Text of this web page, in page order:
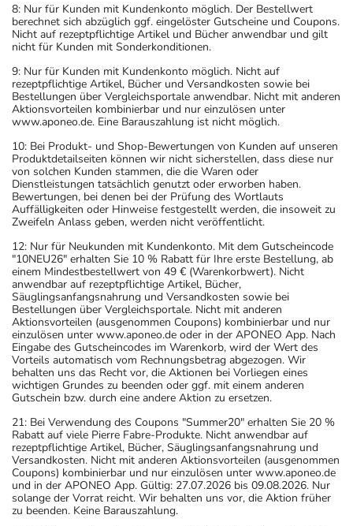
8: Nur für Kunden mit Kundenkonto möglich. Der Bestellwert
berechnet sich abzüglich ggf. eingelöster Gutscheine und Coupons.
Nicht auf rezeptpflichtige Artikel und Bücher anwendbar und gilt
nicht für Kunden mit Sonderkonditionen.
9: Nur für Kunden mit Kundenkonto möglich. Nicht auf
rezeptpflichtige Artikel, Bücher und Versandkosten sowie bei
Bestellungen über Vergleichsportale anwendbar. Nicht mit anderen
Aktionsvorteilen kombinierbar und nur einzulösen unter
www.aponeo.de. Eine Barauszahlung ist nicht möglich.
10: Bei Produkt- und Shop-Bewertungen von Kunden auf unseren
Produktdetailseiten können wir nicht sicherstellen, dass diese nur
von solchen Kunden stammen, die die Waren oder
Dienstleistungen tatsächlich genutzt oder erworben haben.
Bewertungen, bei denen bei der Prüfung des Wortlauts
Auffälligkeiten oder Hinweise festgestellt werden, die insoweit zu
Zweifeln Anlass geben, werden nicht veröffentlicht.
12: Nur für Neukunden mit Kundenkonto. Mit dem Gutscheincode
"10NEU26" erhalten Sie 10 % Rabatt für Ihre erste Bestellung, ab
einem Mindestbestellwert von 49 € (Warenkorbwert). Nicht
anwendbar auf rezeptpflichtige Artikel, Bücher,
Säuglingsanfangsnahrung und Versandkosten sowie bei
Bestellungen über Vergleichsportale. Nicht mit anderen
Aktionsvorteilen (ausgenommen Coupons) kombinierbar und nur
einzulösen unter www.aponeo.de oder in der APONEO App. Nach
Eingabe des Gutscheincodes im Warenkorb, wird der Wert des
Vorteils automatisch vom Rechnungsbetrag abgezogen. Wir
behalten uns das Recht vor, die Aktionen bei Vorliegen eines
wichtigen Grundes zu beenden oder ggf. mit einem anderen
Gutschein bzw. durch eine andere Aktion zu ersetzen.
21: Bei Verwendung des Coupons "Summer20" erhalten Sie 20 %
Rabatt auf viele Pierre Fabre-Produkte. Nicht anwendbar auf
rezeptpflichtige Artikel, Bücher, Säuglingsanfangsnahrung und
Versandkosten. Nicht mit anderen Aktionsvorteilen (ausgenommen
Coupons) kombinierbar und nur einzulösen unter www.aponeo.de
und in der APONEO App. Gültig: 27.07.2026 bis 09.08.2026. Nur
solange der Vorrat reicht. Wir behalten uns vor, die Aktion früher
zu beenden. Keine Barauszahlung.